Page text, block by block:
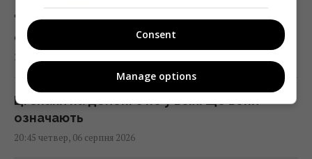
"Стародавній" римський театр, популярний
серед туристів, виявився підробкою
20:49 четвер, 06 серпня 2026
Ці знаки на долоні є не у всіх: що вони
означають
20:45 четвер, 06 серпня 2026
Consent
Manage options